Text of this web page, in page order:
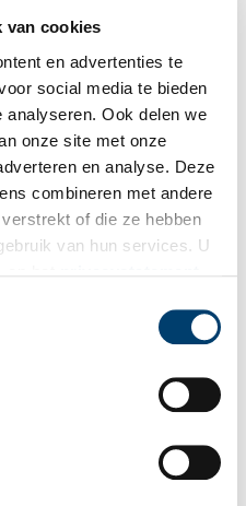
van cookies
en advertenties te
social media te bieden
Ook delen we
onze site met onze
en analyse. Deze
combineren met andere
of die ze hebben
van hun services. U
De muts wordt nog
meisges mutzies’.
schatsters konden zien dat
meisje was, bewijst dat er een
en meisjesmutsen. In
meisjes als kleine jongens